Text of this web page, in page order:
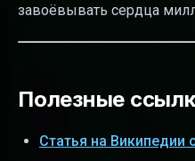
завоёвывать сердца
Полезные
Статья на Википедии